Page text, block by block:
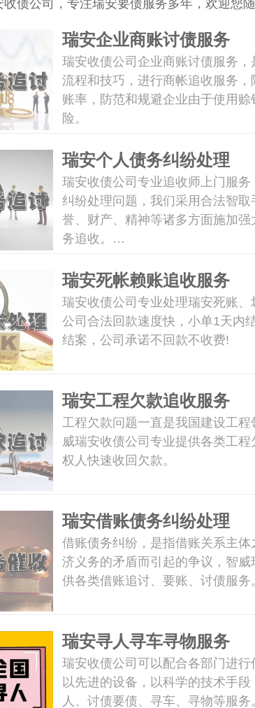
收债公司，专注瑞安要债服务多年，欢迎您随
瑞安企业商账讨债服务
瑞安收债公司企业商账讨债服务
流程和技巧，进行商帐追收服务
账率，防范和规避企业由于使用
险。
瑞安个人债务纠纷处理
瑞安收债公司专业追收师上门服
纠纷处理问题，我们采用合法智
誉、财产、精神等诸多方面施加
务追收。…
瑞安死帐赖账追收服务
瑞安收债公司专业处理瑞安死账
公司合法回款速度快，小单1天内
结案，公司承诺不回款不收费!
瑞安工程欠款追收服务
工程欠款问题一直是我国建设工
威瑞安收债公司专业提供各类工
权人快速收回欠款。
瑞安借账债务纠纷处理
借账债务纠纷，是指借账关系主
济义务的矛盾而引起的争议，智
供各类借账追讨、要账、讨债服务
瑞安寻人寻车寻物服务
瑞安收债公司可以配合各部门进
以先进的设备，以科学的技术手
人、讨债要债、寻车、寻物等服务